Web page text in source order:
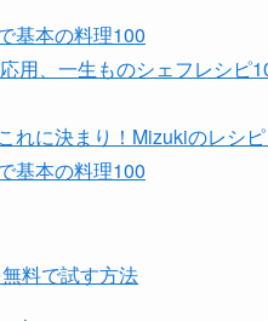
基本の料理100
用、一生ものシェフレシピ
れに決まり！Mizukiのレシ
基本の料理100
料で試す方法